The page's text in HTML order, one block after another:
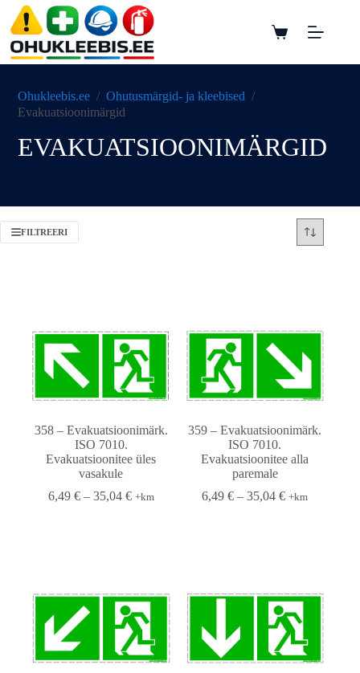
Ohukleebis.ee / Ohutusmärgid- ja kleebised /
Evakuatsioonimärgid
EVAKUATSIOONIMÄRGID
FILTREERI
358 – Evakuatsioonimärk.
ISO 7010.
Evakuatsioonitee üles
vasakule
6,49 € – 35,04 € +km
359 – Evakuatsioonimärk.
ISO 7010.
Evakuatsioonitee alla
paremale
6,49€ – 35,04€ +km